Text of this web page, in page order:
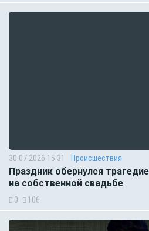
30.07.2026 15:31 Происшествия
Праздник обернулся
на собственной свадьбе
0 106